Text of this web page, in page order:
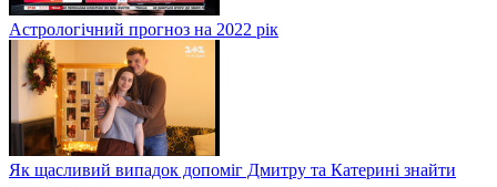
Астрологічний прогноз на 2022 рік
Як щасливий випадок допоміг Дмитру та Катерині знайти